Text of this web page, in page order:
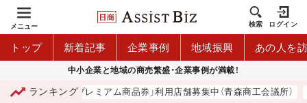
メニュー 検索 ログイン
トップ 新着記事 企業事例 地域振興 あの人を
中小企業と地域の商売繁盛・企業事例が満載！
ランキング
「青森市プレミアム商品券」利用店舗募集中（青森商工会議所）